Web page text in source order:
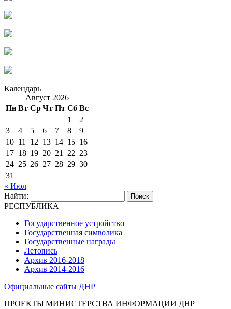
Календарь
Август 2026
Пн Вт Ср Чт Пт Сб Вс
1
2
3
4 5 6 7 8
9
10 11 12 13 14 15 16
17 18 19 20 21 22 23
24 25 26 27 28 29 30
31
« Июл
Найти:
РЕСПУБЛИКА
Государственное устройство
Государственная символика
Государственные награды
Летопись
Архив 2016-2018
Архив 2014-2016
Официальные сайты ДНР
ПРОЕКТЫ МИНИСТЕРСТВА ИНФОРМАЦИИ ДНР